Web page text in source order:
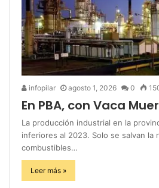
infopilar agosto 1, 2026 0
En PBA, con Vaca
La producción industrial en la
inferiores al 2023. Solo se salvan la
combustibles…
Leer más »